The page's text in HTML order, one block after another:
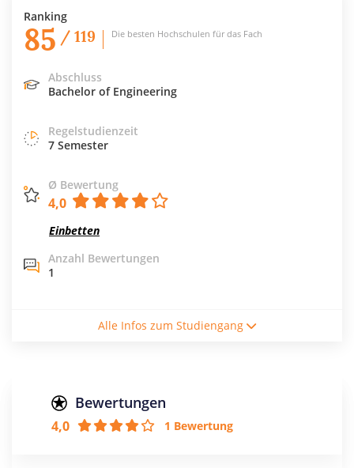
Ranking
85 / 119 Die besten Hochschulen für das Fach
Abschluss
Bachelor of Engineering
Regelstudienzeit
7 Semester
Ø Bewertung
4,0
Einbetten
Anzahl Bewertungen
1
Duales Studium
Zulassungsbeschränkung
NC: 2,5
Alle Infos zum Studiengang
Bewertungen
4,0 1 Bewertung